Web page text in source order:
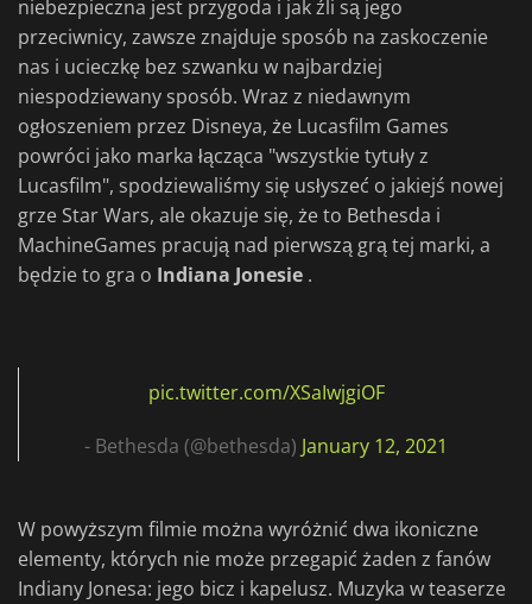
niebezpieczna jest przygoda i jak źli są jego
przeciwnicy, zawsze znajduje sposób na zaskoczenie
nas i ucieczkę bez szwanku w najbardziej
niespodziewany sposób. Wraz z niedawnym
ogłoszeniem przez Disneya, że Lucasfilm Games
powróci jako marka łącząca "wszystkie tytuły z
Lucasfilm", spodziewaliśmy się usłyszeć o jakiejś nowej
grze Star Wars, ale okazuje się, że to Bethesda i
MachineGames pracują nad pierwszą grą tej marki, a
będzie to gra o Indiana Jonesie .
pic.twitter.com/XSaIwjgiOF
- Bethesda (@bethesda) January 12, 2021
W powyższym filmie można wyróżnić dwa ikoniczne
elementy, których nie może przegapić żaden z fanów
Indiany Jonesa: jego bicz i kapelusz. Muzyka w teaserze